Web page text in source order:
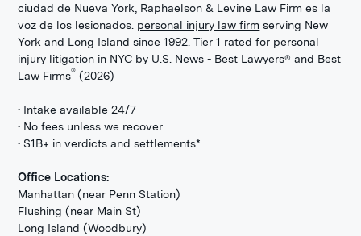
ciudad de Nueva York, Raphaelson & Levine Law Firm es la
voz de los lesionados. personal injury law firm serving New
York and Long Island since 1992. Tier 1 rated for personal
injury litigation in NYC by U.S. News - Best Lawyers® and Best
Law Firms® (2026)
• Intake available 24/7
• No fees unless we recover
• $1B+ in verdicts and settlements*
Office Locations:
Manhattan (near Penn Station)
Flushing (near Main St)
Long Island (Woodbury)